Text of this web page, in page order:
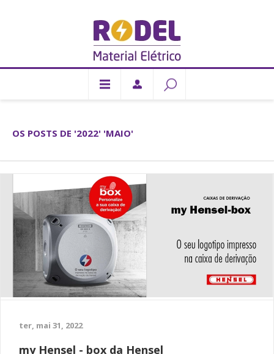
OS POSTS DE '2022' 'MAIO'
ter, mai 31, 2022
my Hensel - box da Hensel